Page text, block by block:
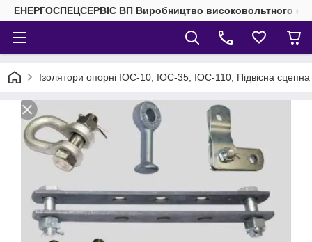
ЕНЕРГОСПЕЦСЕРВІС ВП Виробництво високовольтного
Ізолятори опорні ІОС-10, ІОС-35, ІОС-110; Підвісна сцепна